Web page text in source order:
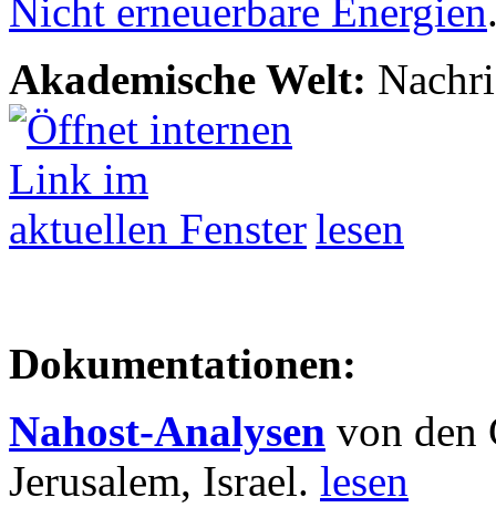
Nicht erneuerbare Energien
Akademische Welt:
lesen
Dokumentationen:
Nahost-Analysen von den
Jerusalem, Israel. lesen